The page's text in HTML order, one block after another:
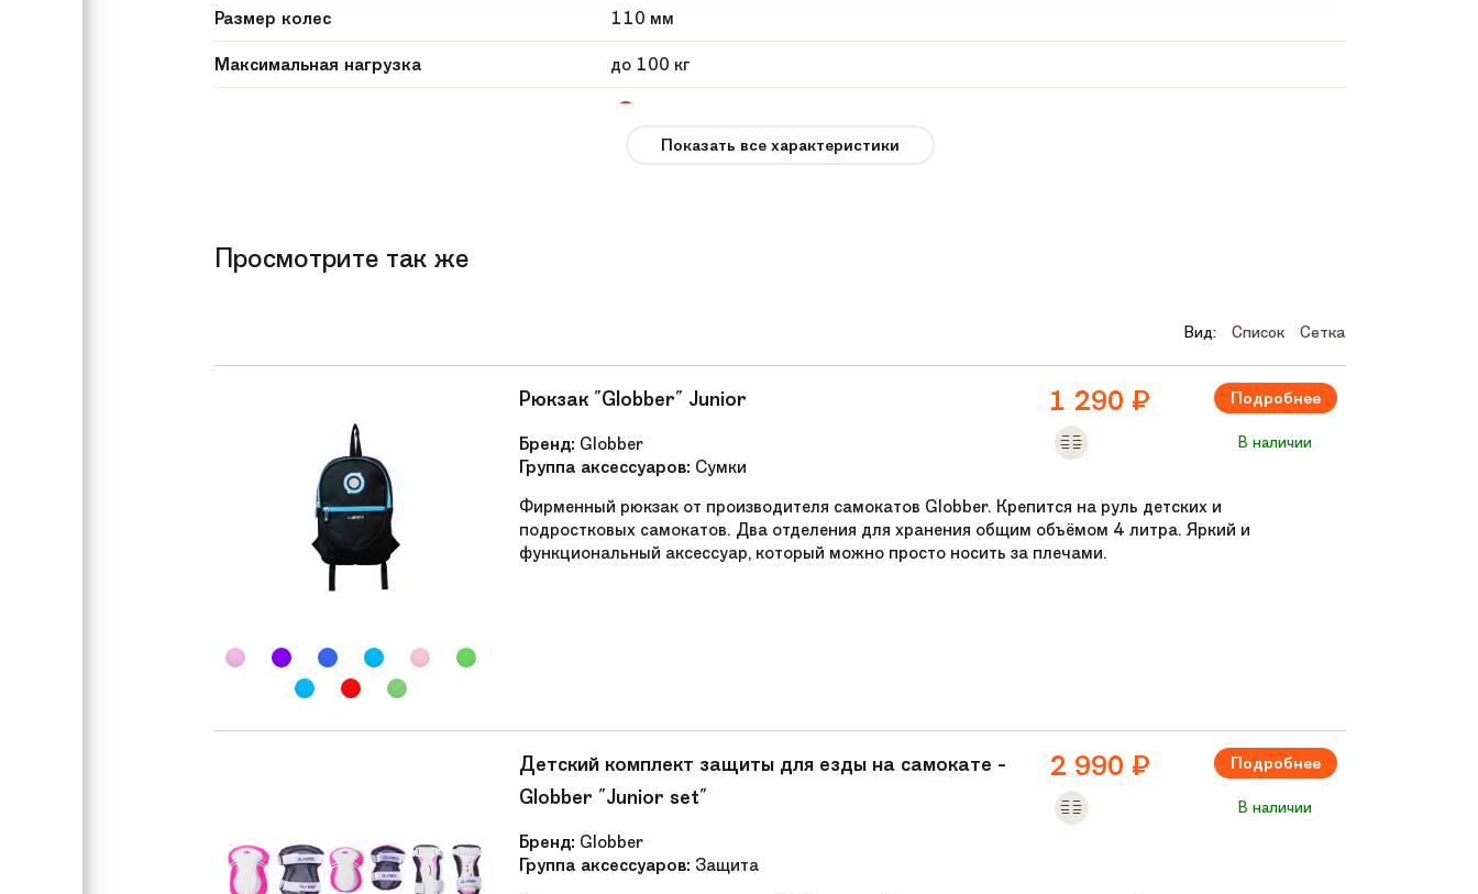
Размер колес
110 мм
Максимальная нагрузка
до 100 кг
Модель
11.5 см
51 см
Высота руля
67 см
Материал доски
ALU 6061 T6
Рекомендуемый рост
3.9 кг
170411
Задний тормоз
Ножной
Показать все характеристики
Просмотрите так же
Вид: Список Сетка
Рюкзак "Globber" Junior
Бренд: Globber
Группа аксессуаров: Сумки
1 290 ₽ Подробнее
В наличии
Фирменный рюкзак от производителя самокатов Globber. Крепится на руль детских и
подростковых самокатов. Два отделения для хранения общим объёмом 4 литра. Яркий и
функциональный аксессуар, который можно просто носить за плечами.
Детский комплект защиты для езды на самокате -
Globber "Junior set"
Бренд: Globber
Группа аксессуаров: Защита
2 990 ₽ Подробнее
В наличии